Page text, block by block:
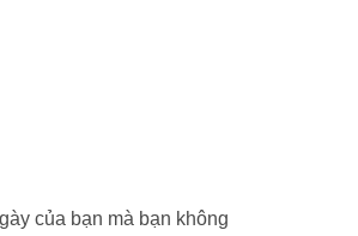
của bạn mà bạn không